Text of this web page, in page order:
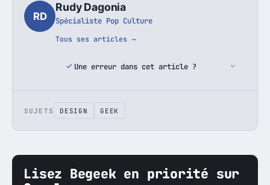
RD
Rudy Dagonia
Spécialiste Pop Culture
Tous ses articles →
Une erreur dans cet article ?
SUJETS DESIGN GEEK
Lisez Begeek en priorité sur